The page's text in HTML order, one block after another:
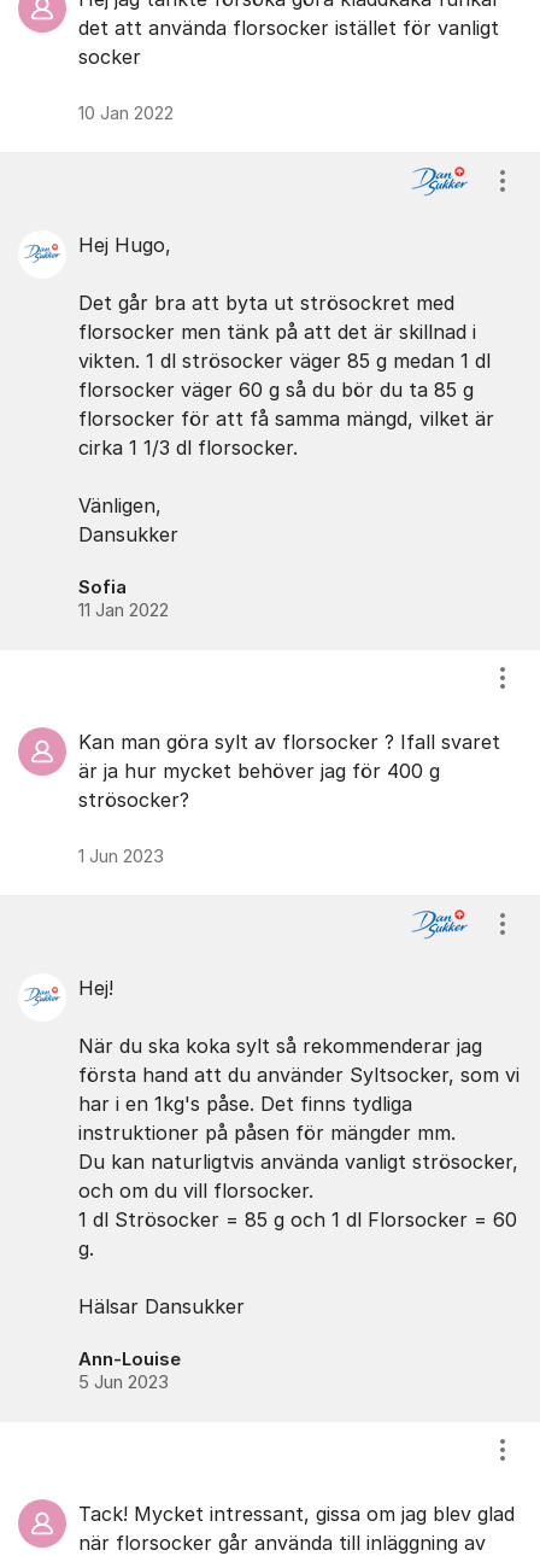
det att använda florsocker istället för vanligt
socker
10 Jan 2022
Hej Hugo,
Det går bra att byta ut strösockret med
florsocker men tänk på att det är skillnad i
vikten. 1 dl strösocker väger 85 g medan 1 dl
florsocker väger 60 g så du bör du ta 85 g
florsocker för att få samma mängd, vilket är
cirka 1 1/3 dl florsocker.
Vänligen,
Dansukker
Sofia
11 Jan 2022
Kan man göra sylt av florsocker ? Ifall svaret
är ja hur mycket behöver jag för 400 g
strösocker?
1 Jun 2023
Hej!
När du ska koka sylt så rekommenderar jag
första hand att du använder Syltsocker, som vi
har i en 1kg's påse. Det finns tydliga
instruktioner på påsen för mängder mm.
Du kan naturligtvis använda vanligt strösocker,
och om du vill florsocker.
1 dl Strösocker = 85 g och 1 dl Florsocker = 60
g.
Hälsar Dansukker
Ann-Louise
5 Jun 2023
Tack! Mycket intressant, gissa om jag blev glad
när florsocker går använda till inläggning av